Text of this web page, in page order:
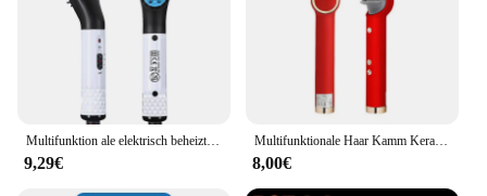
Multifunktion ale elektrisch beheizte Männer Bart Kamm schnelle Erwärmung tragbare Reise Anti-Verbrühung Bart Glätte isen Presse heißen Kamm
9,29€
Multifunktionale Haar Kamm Keramik Glättung Schnell Erhitzt Elektrische Haar Glätten Kamm Haar Curler Pinsel Haar Schnelle Modellierung Werkzeug
8,00€